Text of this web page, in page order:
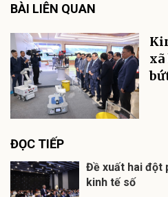
BÀI LIÊN QUAN
xã
ĐỌC TIẾP
Đề xuất hai đột
kinh tế số